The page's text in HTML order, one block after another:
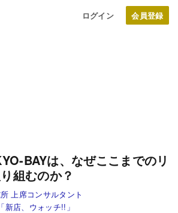
ログイン
BAYは、なぜここまでのリ
組むのか？
上席コンサルタント
新店、ウォッチ!!」